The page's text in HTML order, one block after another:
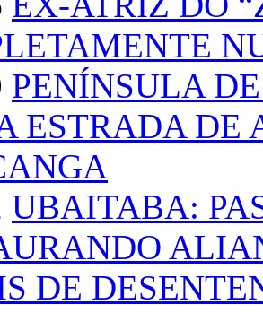
PENÍNSULA
ESTRADA DE
UBAITABA:
DE